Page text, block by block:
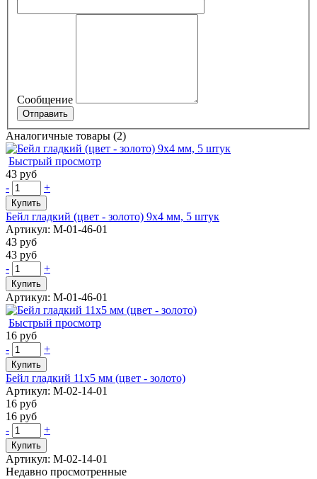
Сообщение
Аналогичные товары (2)
Быстрый просмотр
43 руб
-
+
Купить
Бейл гладкий (цвет - золото) 9х4 мм, 5 штук
Артикул: М-01-46-01
43 руб
43 руб
-
+
Купить
Артикул: М-01-46-01
Быстрый просмотр
16 руб
-
+
Купить
Бейл гладкий 11х5 мм (цвет - золото)
Артикул: М-02-14-01
16 руб
16 руб
-
+
Купить
Артикул: М-02-14-01
Недавно просмотренные